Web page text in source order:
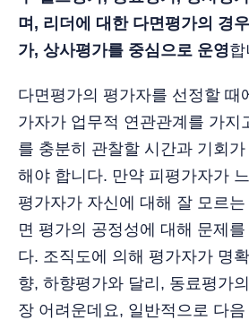
며, 리더에 대한 다면평가의 경
가, 상사평가를 중심으로 운영합
다면평가의 평가자를 선정할 때
가자가 업무적 연관관계를 가지
를 충분히 관찰할 시간과 기회
해야 합니다. 만약 피평가자가
평가자가 자신에 대해 잘 모르
면 평가의 공정성에 대해 문제를
다. 조직도에 의해 평가자가 명
향, 하향평가와 달리, 동료평가
장 어려운데요, 일반적으로 다